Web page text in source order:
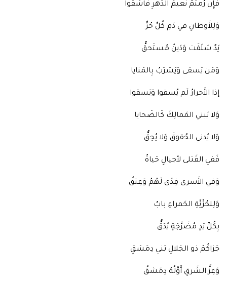
فَإِن رُمتُمْ نَعيمَ الدَهرِ فَاشْقَوا
وَلِلأَوطانِ في دَمِ كُلِّ حُرٍّ
يَدٌ سَلَفَت وَدَينٌ مُستَحقُّ
وَمَن يَسقى وَيَشرَبُ بِالمَنايا
إذا الأَحرارُ لَم يُسقوا وَيَسقوا
وَلا يَبني المَمالِكَ كَالضَحايا
وَلا يُدني الحُقوقَ وَلا يُحِقُّ
فَفي القَتلى لأجيالٍ حَياةٌ
وَفي الأَسرى فِدًى لَهُمُ وَعِتقُ
وَلِلحُرِّيَّةِ الحَمراءِ بابٌ
بِكُلِّ يَدٍ مُضَرَّجَةٍ يُدَقُّ
جَزاكُمْ ذو الجَلالِ بَني دِمَشقٍ
وَعِزُّ الشَرقِ أَوَّلُهُ دِمَشقُ